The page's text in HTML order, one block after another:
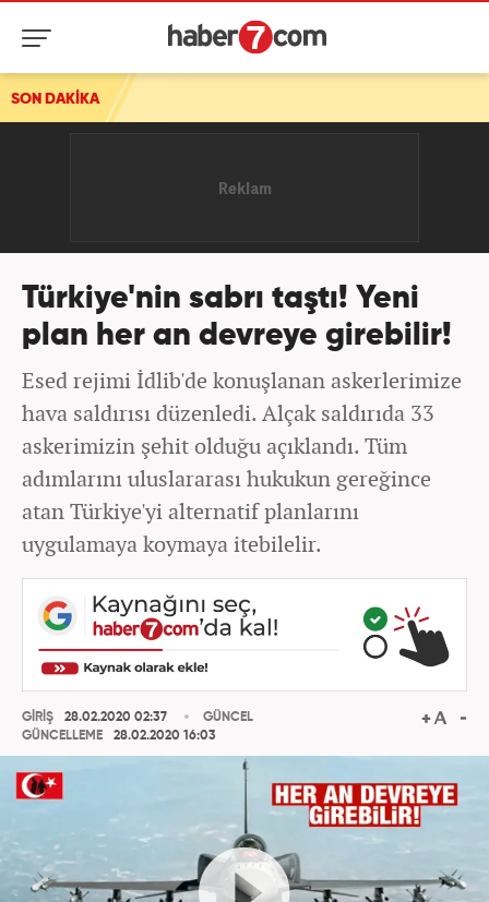
SON DAKİKA
Türkiye'nin sabrı taştı! Yeni
plan her an devreye girebilir!
Esed rejimi İdlib'de konuşlanan askerlerimize
hava saldırısı düzenledi. Alçak saldırıda 33
askerimizin şehit olduğu açıklandı. Tüm
adımlarını uluslararası hukukun gereğince
atan Türkiye'yi alternatif planlarını
uygulamaya koymaya itebilelir.
GİRİŞ
28.02.2020 02:37
GÜNCELLEME
28.02.2020 16:03
GÜNCEL